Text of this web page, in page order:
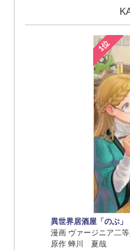
1位
異世界居酒屋「のぶ」
漫画 ヴァージニア二
原作 蝉川 夏哉